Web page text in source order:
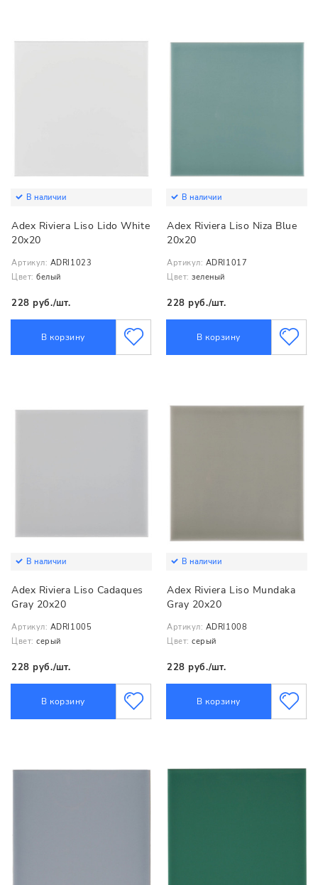
В наличии
Adex Riviera Liso Lido White
20x20
Артикул: ADRI1023
Цвет: белый
228 руб./шт.
В корзину
В наличии
Adex Riviera Liso Niza Blue
20x20
Артикул: ADRI1017
Цвет: зеленый
228 руб./шт.
В корзину
В наличии
Adex Riviera Liso Cadaques
Gray 20x20
Артикул: ADRI1005
Цвет: серый
228 руб./шт.
В корзину
В наличии
Adex Riviera Liso Mundaka
Gray 20x20
Артикул: ADRI1008
Цвет: серый
228 руб./шт.
В корзину